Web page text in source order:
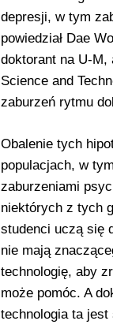
depresji, w tym
powiedział Dae
doktorant na U-M,
Science and
zaburzeń rytmu
Obalenie tych
populacjach, w
zaburzeniami
niektórych z tych
studenci uczą się
nie mają
technologię, aby
może pomóc. A
technologia ta